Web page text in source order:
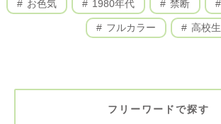
お色気 1980年代 禁断
フルカラー 高校生
フリーワードで探す